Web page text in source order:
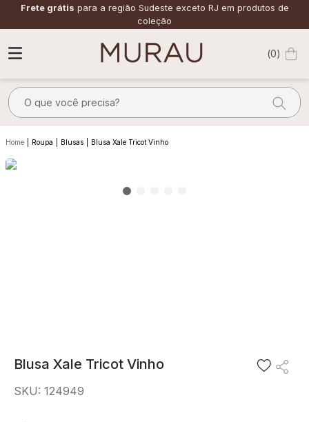
Frete grátis para a região Sudeste exceto RJ em produtos de
coleção
0
O que você precisa?
Roupa Blusas Blusa Xale Tricot Vinho
Blusa Xale Tricot Vinho
SKU: 124949
10º blusa